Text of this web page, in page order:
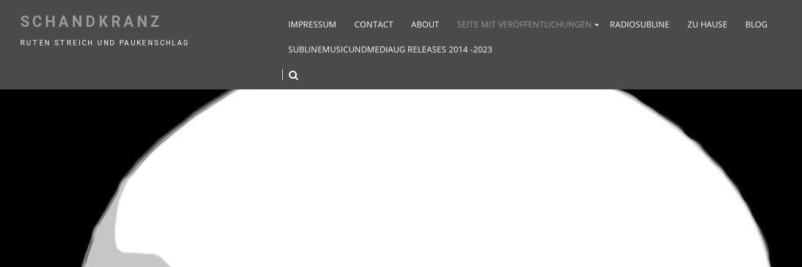
SCHANDKRANZ
RUTEN STREICH UND PAUKENSCHLAG
IMPRESSUM CONTACT ABOUT SEITE MIT VERÖFFENTLICHUNGEN RADIOSUBLINE ZU HAUSE BLOG
SUBLINEMUSICUNDMEDIAUG RELEASES 2014 -2023